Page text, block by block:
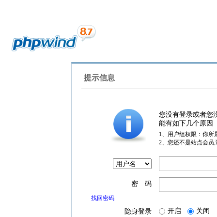
提示信息
您没有登录或者您
能有如下几个原因
1、用户组权限：你所
2、您还不是站点会员
密 码
找回密码
隐身登录 开启 关闭